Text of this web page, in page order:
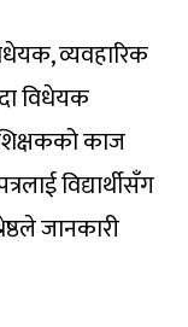
व्यवहारिक
विधेयक
काज
विद्यार्थीसँग
जानकारी